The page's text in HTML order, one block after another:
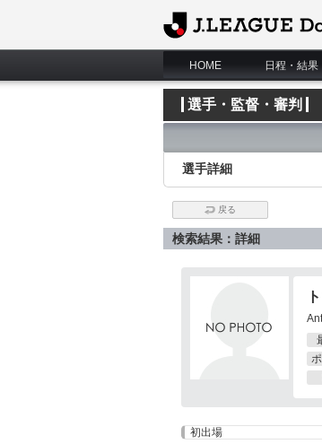
J.League Data Site
HOME 日程・結果
選手・監督・審判
選手詳細
戻る
検索結果：詳細
初出場